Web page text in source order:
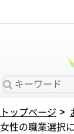
トップページ
女性の職業選択